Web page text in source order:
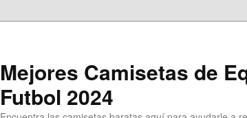
Mejores Camisetas de
Futbol 2024